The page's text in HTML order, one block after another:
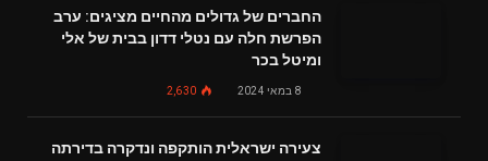
החברים של גדולים מהחיים מציגים: ערב
הפרשת חלה עם נטלי דדון בבית של אלי
ומיטל בכר
8 במאי 2024 2,630
צעירה ישראלית הותקפה ונדקרה בדירתה